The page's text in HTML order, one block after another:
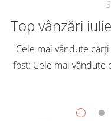
Top vânzări
Cele mai vândute
fost: Cele mai